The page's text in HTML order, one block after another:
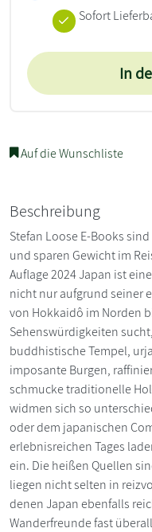
Sofort
In
Auf die Wunschliste
Beschreibung
Stefan Loose E-Books
und sparen Gewicht im
Auflage 2024 Japan ist
nicht nur aufgrund seiner
von Hokkaidô im Norden
Sehenswürdigkeiten
buddhistische Tempel,
imposante Burgen,
schmucke traditionelle
widmen sich so
oder dem japanischen
erlebnisreichen Tages
ein. Die heißen Quellen
liegen nicht selten in
denen Japan ebenfalls
Wanderfreunde fast